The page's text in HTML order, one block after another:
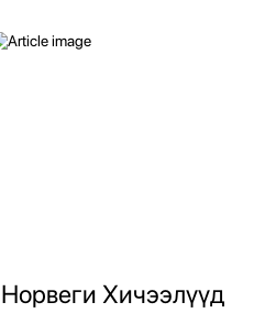
Норвеги Хичээлүүд